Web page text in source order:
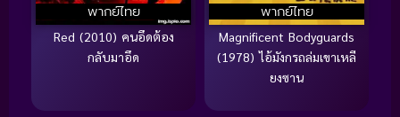
พากย์ไทย
Red (2010) คนอึดต้อง
กลับมาอึด
พากย์ไทย
Magnificent Bodyguards
(1978) ไอ้มังกรถล่มเขาเหลี
ยงซาน